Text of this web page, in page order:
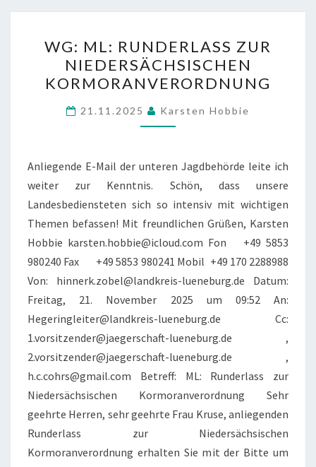
ML:
RUNDERLASS
ZUR
NIEDERSÄCHSISCHEN
KORMORANVERORDNUNG
WG: ML: RUNDERLASS ZUR
NIEDERSÄCHSISCHEN
KORMORANVERORDNUNG
21.11.2025 Karsten Hobbie
Anliegende E-Mail der unteren Jagdbehörde leite ich
weiter zur Kenntnis. Schön, dass unsere
Landesbediensteten sich so intensiv mit wichtigen
Themen befassen! Mit freundlichen Grüßen, Karsten
Hobbie karsten.hobbie@icloud.com Fon +49 5853
980240 Fax +49 5853 980241 Mobil +49 170 2288988
Von: hinnerk.zobel@landkreis-lueneburg.de Datum:
Freitag, 21. November 2025 um 09:52 An:
Hegeringleiter@landkreis-lueneburg.de Cc:
1.vorsitzender@jaegerschaft-lueneburg.de ,
2.vorsitzender@jaegerschaft-lueneburg.de ,
h.c.cohrs@gmail.com Betreff: ML: Runderlass zur
Niedersächsischen Kormoranverordnung Sehr
geehrte Herren, sehr geehrte Frau Kruse, anliegenden
Runderlass zur Niedersächsischen
Kormoranverordnung erhalten Sie mit der Bitte um